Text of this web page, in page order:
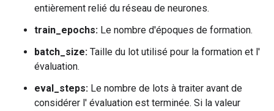
entièrement relié du réseau de neurones.
train_epochs: Le nombre d'époques de formation.
batch_size: Taille du lot utilisé pour la formation et l'
évaluation.
eval_steps: Le nombre de lots à traiter avant de
considérer l' évaluation est terminée. Si la valeur